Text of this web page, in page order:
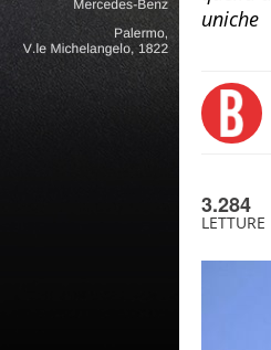
uniche
3.284
LETTURE